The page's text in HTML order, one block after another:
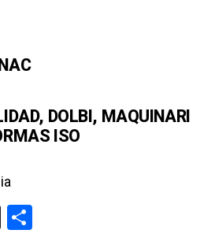
, DOLBI, MAQUINARI
ISO
X